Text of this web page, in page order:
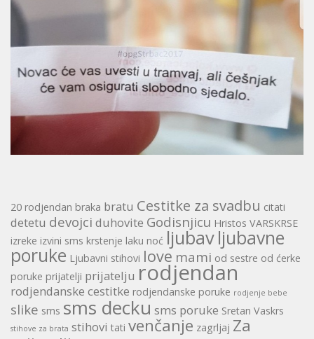
20 rodjendan braka bratu Cestitke za svadbu citati
detetu devojci duhovite Godisnjicu Hristos VARSKRSE
izreke izvini sms krstenje laku noć ljubavljubavne
poruke Ljubavni stihovi love mami od sestre od ćerke
poruke prijatelji prijatelju rodjendan
rodjendanske cestitke rodjendanske poruke rodjenje bebe
slike sms sms decku sms poruke Sretan Vaskrs
stihove za brata stihovi tati venčanje zagrljaj Za